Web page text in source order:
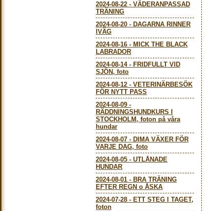
2024-08-22 - VÄDERANPASSAD
TRÄNING
2024-08-20 - DAGARNA RINNER
IVÄG
2024-08-16 - MICK THE BLACK
LABRADOR
2024-08-14- FRIDFULLT VID
SJÖN, foto
2024-08-12 - VETERINÄRBESÖK
FÖR NYTT PASS
2024-08-09 -
RÄDDNINGSHUNDKURS I
STOCKHOLM, foton på våra
hundar
2024-08-07 - DIMA VÄXER FÖR
VARJE DAG, foto
2024-08-05 - UTLÅNADE
HUNDAR
2024-08-01 - BRA TRÄNING
EFTER REGN o ÅSKA
2024-07-28 - ETT STEG I TAGET,
foton